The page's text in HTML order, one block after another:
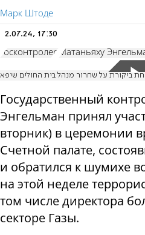
Марк Штоде
2.07.24, 17:30
госконтролер Матаньяху
ביקורת על שחרור מנהל בית החולים שיפא
Государственный
Энгельман принял
вторник) в церемонии
Счетной палате,
и обратился к шумихе
на этой неделе
том числе директора
секторе Газы.